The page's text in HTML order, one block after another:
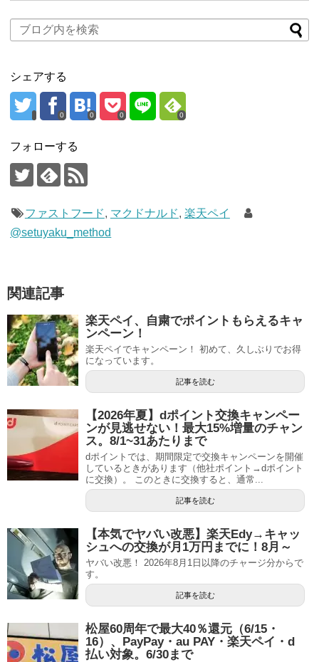
シェアする
0 0 0 0
フォローする
ファストフード, マクドナルド, 楽天ペイ
@setuyaku_method
関連記事
楽天ペイ、自粛でポイントもらえるキャ
ンペーン！
楽天ペイでキャンペーン！ 初めて、久しぶりでお得
になっています。
記事を読む
【2026年夏】dポイント交換キャンペー
ンが見逃せない！最大15%増量のチャン
ス。8/1~31あたりまで
dポイントでは、期間限定で交換キャンペーンを開催
しているときがあります（他社ポイント→dポイント
に交換）。 このときに交換すると、通常...
記事を読む
【本気でヤバい改悪】楽天Edy→キャッ
シュへの交換が月1万円までに！8月～
ヤバい改悪！ 2026年8月1日以降のチャージ分からで
す。
記事を読む
松屋60周年で最大40％還元（6/15・
16）、PayPay・au PAY・楽天ペイ・d
払い対象。6/30まで